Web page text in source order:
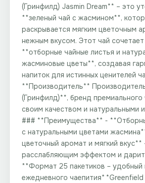
(Гринфилд) Jasmin Dream** – это
**зеленый чай с жасмином**,
раскрывается мягким цветочным
нежным вкусом. Этот чай сочетает
**отборные чайные листья и
жасминовые цветы**, создавая
напиток для истинных ценителей
**Производитель**
(Гринфилд)**, бренд премиального
своим качеством и натуральными
### **Преимущества** -
с натуральными цветами
цветочный аромат и мягкий
расслабляющим эффектом и
**Формат 25 пакетиков – удобный
ежедневного чаепития**